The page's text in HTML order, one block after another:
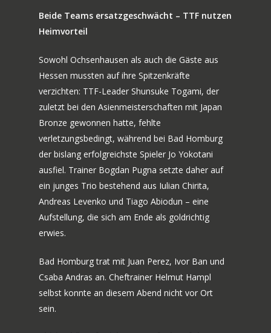
Beide Teams ersatzgeschwächt – TTF nutzen
Heimvorteil
Sowohl Ochsenhausen als auch die Gäste aus
Hessen mussten auf ihre Spitzenkräfte
verzichten: TTF-Leader Shunsuke Togami, der
zuletzt bei den Asienmeisterschaften mit Japan
Bronze gewonnen hatte, fehlte
verletzungsbedingt, während bei Bad Homburg
der bislang erfolgreichste Spieler Jo Yokotani
ausfiel. Trainer Bogdan Pugna setzte daher auf
ein junges Trio bestehend aus Iulian Chirita,
Andreas Levenko und Tiago Abiodun – eine
Aufstellung, die sich am Ende als goldrichtig
erwies.
Bad Homburg trat mit Juan Perez, Ivor Ban und
Csaba Andras an. Cheftrainer Helmut Hampl
selbst konnte an diesem Abend nicht vor Ort
sein.